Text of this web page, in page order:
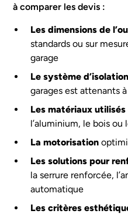
à comparer les devis :
Les dimensions de
standards ou sur
garage
Le système d’isolation
garages est attenants
Les matériaux
l’aluminium, le bois ou
La motorisation
Les solutions pour
la serrure renforcée,
automatique
Les critères